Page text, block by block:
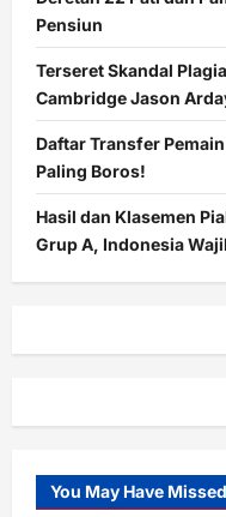
Pensiun
Terseret Skandal
Cambridge Jason
Daftar Transfer
Paling Boros!
Hasil dan Klasemen
Grup A, Indonesia
You May Have Missed